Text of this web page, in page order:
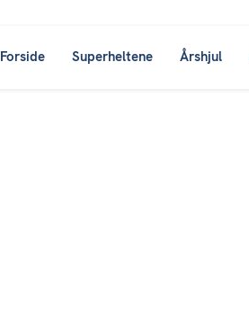
Forside Superheltene Årshjul